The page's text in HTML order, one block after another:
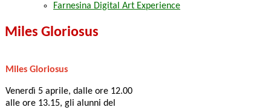
Farnesina Digital Art Experience
Miles Gloriosus
Miles Gloriosus
Venerdì 5 aprile, dalle ore 12.00
alle ore 13.15, gli alunni del